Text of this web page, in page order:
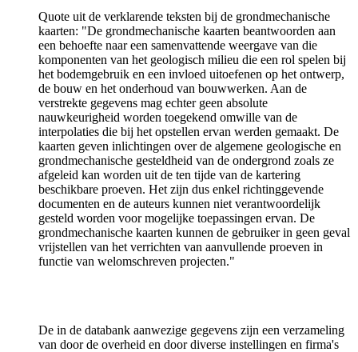
Quote uit de verklarende teksten bij de grondmechanische
kaarten: "De grondmechanische kaarten beantwoorden aan
een behoefte naar een samenvattende weergave van die
komponenten van het geologisch milieu die een rol spelen bij
het bodemgebruik en een invloed uitoefenen op het ontwerp,
de bouw en het onderhoud van bouwwerken. Aan de
verstrekte gegevens mag echter geen absolute
nauwkeurigheid worden toegekend omwille van de
interpolaties die bij het opstellen ervan werden gemaakt. De
kaarten geven inlichtingen over de algemene geologische en
grondmechanische gesteldheid van de ondergrond zoals ze
afgeleid kan worden uit de ten tijde van de kartering
beschikbare proeven. Het zijn dus enkel richtinggevende
documenten en de auteurs kunnen niet verantwoordelijk
gesteld worden voor mogelijke toepassingen ervan. De
grondmechanische kaarten kunnen de gebruiker in geen geval
vrijstellen van het verrichten van aanvullende proeven in
functie van welomschreven projecten."
De in de databank aanwezige gegevens zijn een verzameling
van door de overheid en door diverse instellingen en firma's